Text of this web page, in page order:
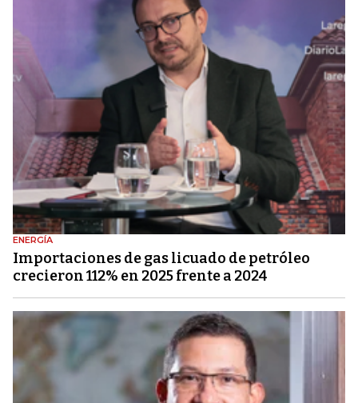
ENERGÍA
Importaciones de gas licuado de petróleo
crecieron 112% en 2025 frente a 2024